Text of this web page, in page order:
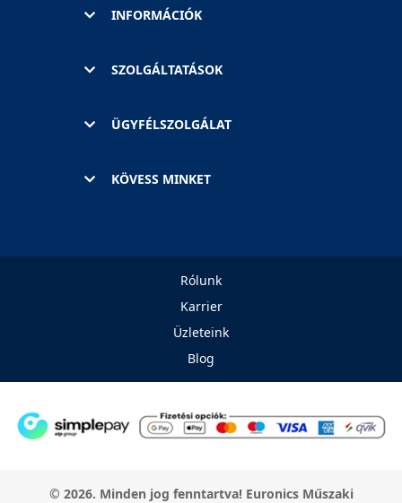
INFORMÁCIÓK
SZOLGÁLTATÁSOK
ÜGYFÉLSZOLGÁLAT
KÖVESS MINKET
Rólunk
Karrier
Üzleteink
Blog
© 2026. Minden jog fenntartva! Euronics Műszaki